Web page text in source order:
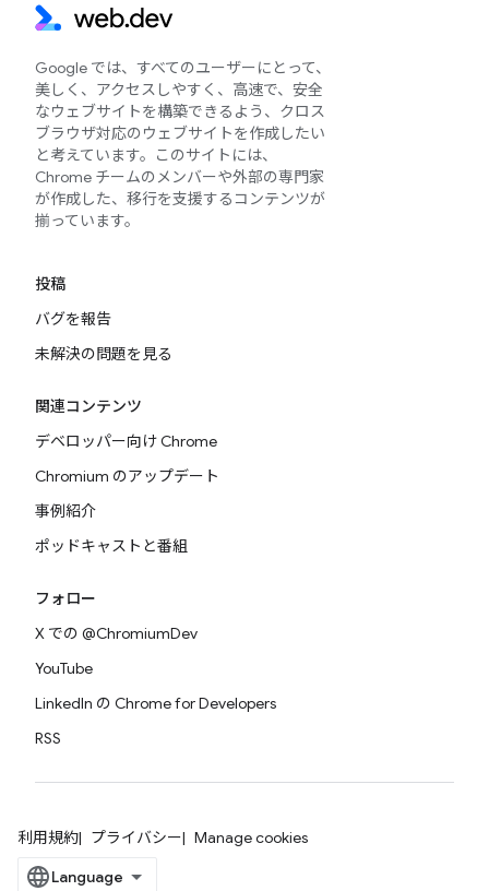
Google では、すべてのユーザーにとって、
美しく、アクセスしやすく、高速で、安全
なウェブサイトを構築できるよう、クロス
ブラウザ対応のウェブサイトを作成したい
と考えています。このサイトには、
Chrome チームのメンバーや外部の専門家
が作成した、移行を支援するコンテンツが
揃っています。
投稿
バグを報告
未解決の問題を見る
関連コンテンツ
デベロッパー向け Chrome
Chromium のアップデート
事例紹介
ポッドキャストと番組
フォロー
X での @ChromiumDev
YouTube
LinkedIn の Chrome for Developers
RSS
利用規約 プライバシー Manage cookies